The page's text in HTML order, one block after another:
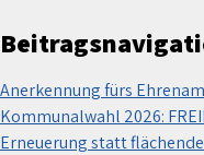
Anerkennung fürs
Kommunalwahl 2026:
Erneuerung statt